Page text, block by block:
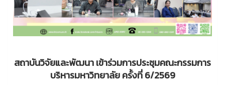
สถาบันวิจัยและพัฒนา เข้าร่วมการประชุมคณะกรรมการ
บริหารมหาวิทยาลัย ครั้งที่ 6/2569